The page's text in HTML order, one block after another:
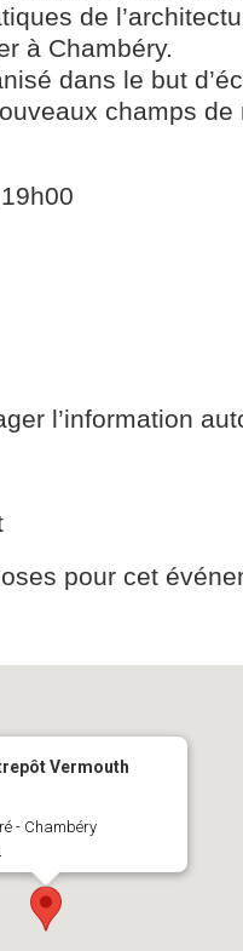
de
à Chambéry.
dans le but
champs de
l’information
pour cet
Vermouth
- Chambéry